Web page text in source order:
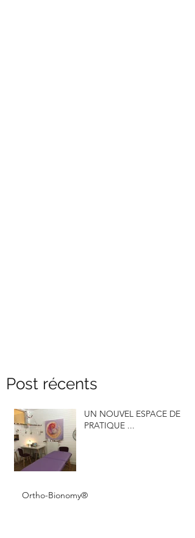
Post récents
UN NOUVEL ESPACE DE
PRATIQUE ...
Ortho-Bionomy®